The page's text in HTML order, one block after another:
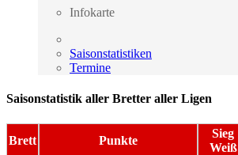
Infokarte
Saisonstatistiken
Termine
Saisonstatistik aller Bretter aller Ligen
Brett Punkte
Sieg
Weiß